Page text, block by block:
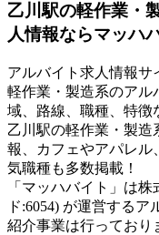
乙川駅の軽作業・
人情報ならマッハ
アルバイト求人情報
軽作業・製造系のアル
域、路線、職種、特徴
乙川駅の軽作業・製
報、カフェやアパレル
気職種も多数掲載！
「マッハバイト」は
ド:6054) が運営する
紹介事業は行っており